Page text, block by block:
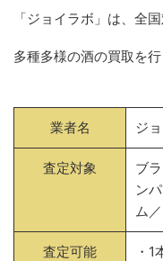
「ジョイラボ」は、全
多種多様の酒の買取を行
業者名 ジ
査定対象
ブ
ン
ム
査定可能
・1